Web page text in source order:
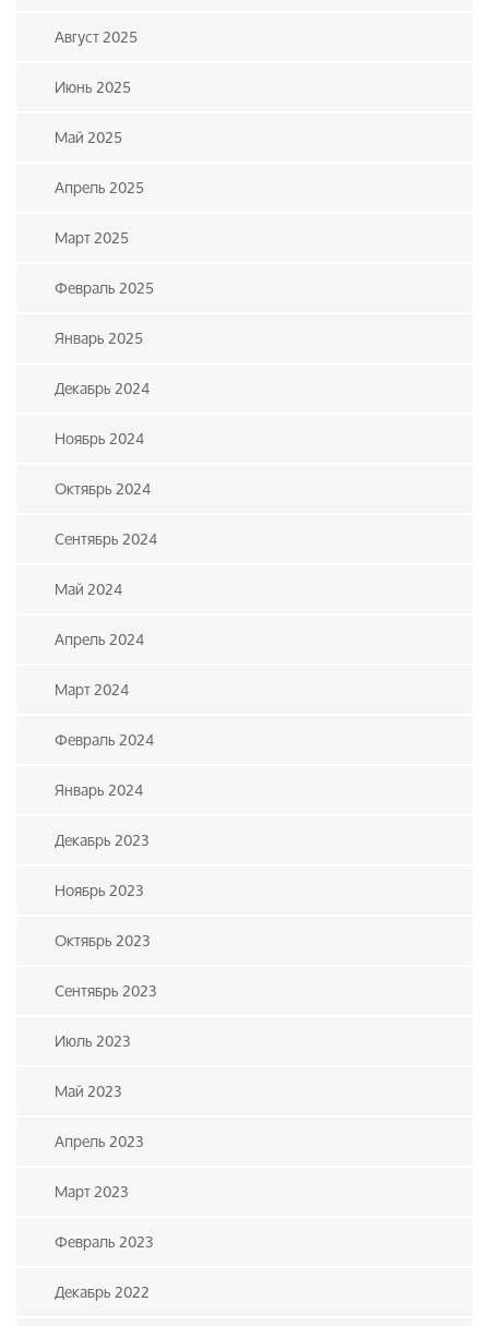
Август 2025
Июнь 2025
Май 2025
Апрель 2025
Март 2025
Февраль 2025
Январь 2025
Декабрь 2024
Ноябрь 2024
Октябрь 2024
Сентябрь 2024
Май 2024
Апрель 2024
Март 2024
Февраль 2024
Январь 2024
Декабрь 2023
Ноябрь 2023
Октябрь 2023
Сентябрь 2023
Июль 2023
Май 2023
Апрель 2023
Март 2023
Февраль 2023
Декабрь 2022